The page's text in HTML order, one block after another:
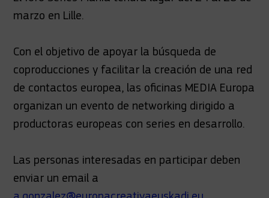
marzo en Lille.
Con el objetivo de apoyar la búsqueda de
coproducciones y facilitar la creación de una red
de contactos europea, las oficinas MEDIA Europa
organizan un evento de networking dirigido a
productoras europeas con series en desarrollo.
Las personas interesadas en participar deben
enviar un email a